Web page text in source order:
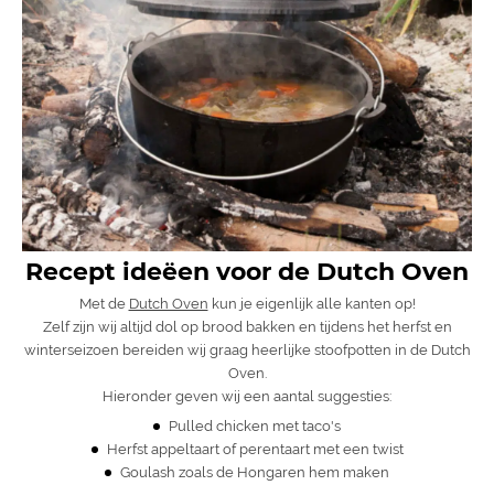
Recept ideëen voor de Dutch Oven
Met de Dutch Oven kun je eigenlijk alle kanten op!
Zelf zijn wij altijd dol op brood bakken en tijdens het herfst en
winterseizoen bereiden wij graag heerlijke stoofpotten in de Dutch
Oven.
Hieronder geven wij een aantal suggesties:
Pulled chicken met taco's
Herfst appeltaart of perentaart met een twist
Goulash zoals de Hongaren hem maken